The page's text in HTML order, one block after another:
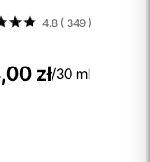
4.8 ( 349)
zł/30 ml